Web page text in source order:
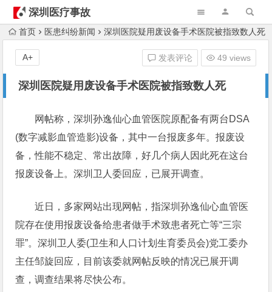
深圳医疗事故
律师
首页 医患纠纷新闻 深圳医院疑用废设备手术医院被指致数人死
深圳医院疑用废设备手术医院被指致数人死
发表评论 49 views
A+
网帖称，深圳孙逸仙心血管医院原配备有两台DSA
(数字减影血管造影)设备，其中一台报废多年。报废设
备，性能不稳定、常出故障，好几个病人因此死在这台
报废设备上。深圳卫人委回应，已展开调查。
近日，多家网站出现网帖，指深圳孙逸仙心血管医
院存在使用报废设备给患者做手术致患者死亡等“三宗
罪”。深圳卫人委(卫生和人口计划生育委员会)党工委办
主任邹旋回应，目前该委就网帖反映的情况已展开调
查，调查结果将尽快公布。